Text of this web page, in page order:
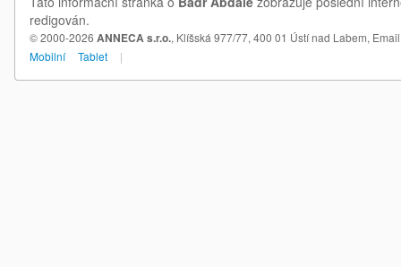
redigován.
© 2000-2026 ANNECA s.r.o., Klíšská 977/77, 400 01 Ústí nad Labem,
Mobilní
Tablet |